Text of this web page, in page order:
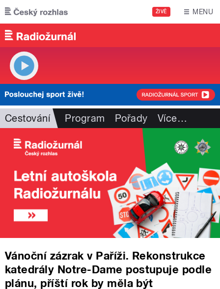
Přejít k hlavnímu obsahu
ŽIVĚ MENU
Cestování Program Pořady Více…
Vánoční zázrak v Paříži. Rekonstrukce
katedrály Notre-Dame postupuje podle
plánu, příští rok by měla být